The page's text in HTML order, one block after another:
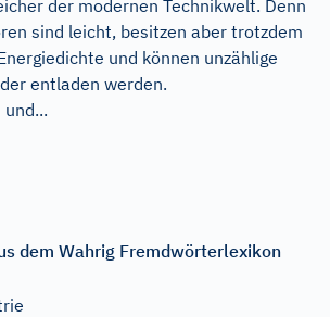
der modernen Technikwelt. Denn
sind leicht, besitzen aber trotzdem
und können unzählige
entladen werden.
dem Wahrig Fremdwörterlexikon